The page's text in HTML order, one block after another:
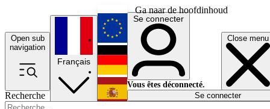
Ga naar de hoofdinhoud
Open sub
navigation
Close menu
Recherche
Français
English
Deutsch
Español
Se connecter
Vous êtes déconnecté.
Se connecter